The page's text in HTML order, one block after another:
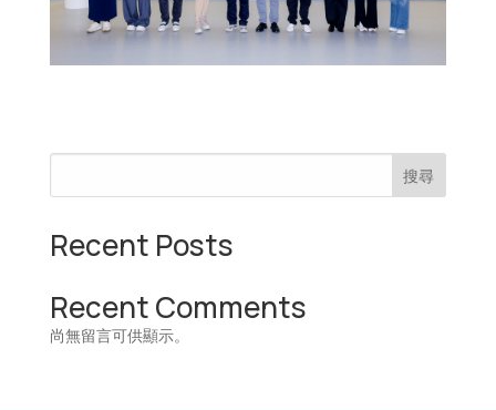
搜尋
Recent Posts
Recent Comments
尚無留言可供顯示。